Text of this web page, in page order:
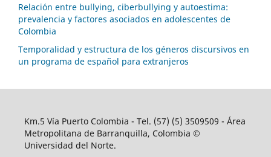
Relación entre bullying, ciberbullying y autoestima:
prevalencia y factores asociados en adolescentes de
Colombia
Temporalidad y estructura de los géneros discursivos en
un programa de español para extranjeros
Km.5 Vía Puerto Colombia - Tel. (57) (5) 3509509 - Área
Metropolitana de Barranquilla, Colombia ©
Universidad del Norte.